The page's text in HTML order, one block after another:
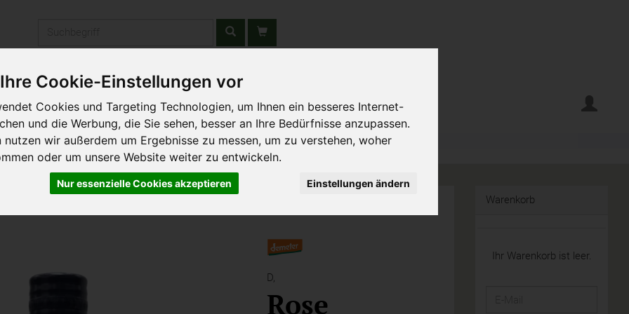
Cookie-Einstellungen vor
Cookies und Targeting Technologien, um Ihnen ein besseres Internet-
und die Werbung, die Sie sehen, besser an Ihre Bedürfnisse anzupassen.
nutzen wir außerdem um Ergebnisse zu messen, um zu verstehen, woher
oder um unsere Website weiter zu entwickeln.
Nur essenzielle Cookies akzeptieren Einstellungen ändern
& Schulen Liefergebiet Wochenmarkt
D,
Rose
Warenkorb
Ihr Warenkorb ist leer.